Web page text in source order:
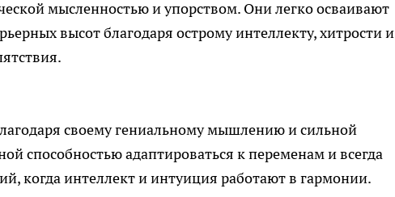
мысленностью и упорством. Они легко осваивают
высот благодаря острому интеллекту, хитрости и
своему гениальному мышлению и сильной
способностью адаптироваться к переменам и всегда
когда интеллект и интуиция работают в гармонии.